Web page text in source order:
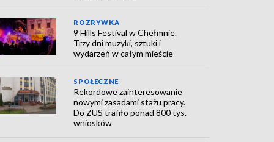
ROZRYWKA
9 Hills Festival w Chełmnie.
Trzy dni muzyki, sztuki i
wydarzeń w całym mieście
SPOŁECZNE
Rekordowe zainteresowanie
nowymi zasadami stażu pracy.
Do ZUS trafiło ponad 800 tys.
wniosków